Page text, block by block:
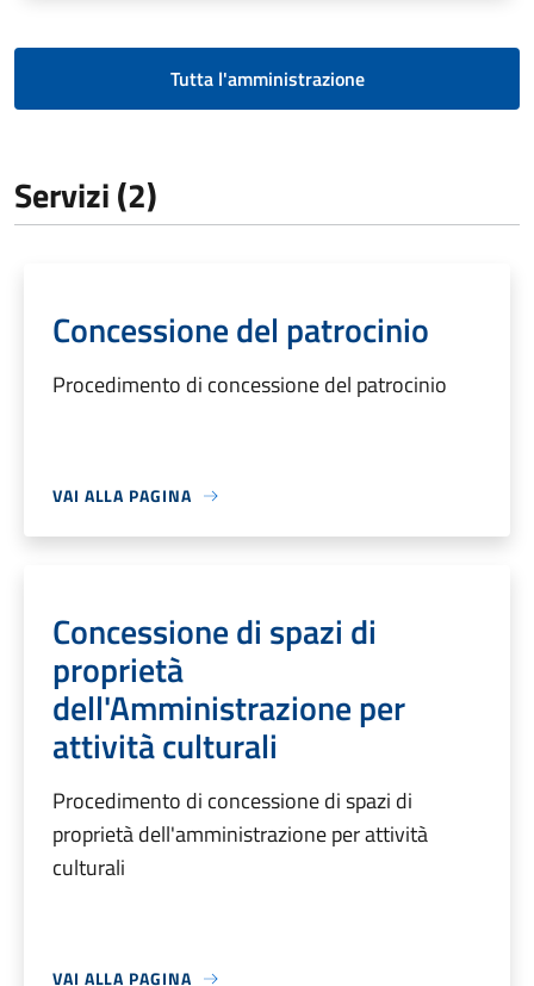
Tutta l'amministrazione
Servizi (2)
Concessione del patrocinio
Procedimento di concessione del patrocinio
VAI ALLA PAGINA
Concessione di spazi di
proprietà
dell'Amministrazione per
attività culturali
Procedimento di concessione di spazi di
proprietà dell'amministrazione per attività
culturali
VAI ALLA PAGINA